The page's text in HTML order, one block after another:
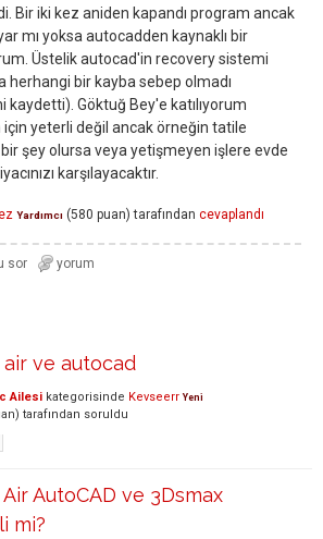
Bir iki kez aniden kapandı program ancak
mı yoksa autocadden kaynaklı bir
Üstelik autocad'in recovery sistemi
herhangi bir kayba sebep olmadı
kaydetti). Göktuğ Bey'e katılıyorum
yeterli değil ancak örneğin tatile
şey olursa veya yetişmeyen işlere evde
karşılayacaktır.
Yardımcı (580 puan) tarafından cevaplandı
ve autocad
Ailesi kategorisinde Kevseerr Yeni
tarafından soruldu
AutoCAD ve 3Dsmax
mi?